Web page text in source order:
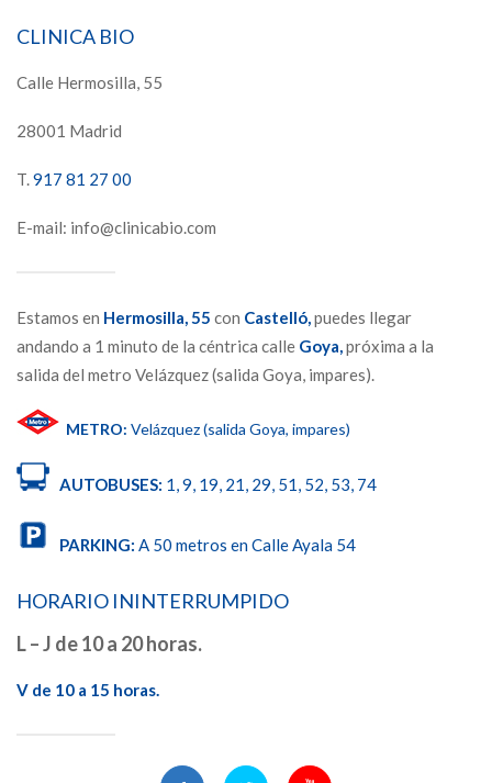
CLINICA BIO
Calle Hermosilla, 55
28001 Madrid
T.917 81 27 00
E-mail: info@clinicabio.com
Estamos en Hermosilla,55 con Castelló,puedes llegar
andando a 1 minuto de la céntrica calle Goya,próxima a la
salida del metro Velázquez (salida Goya, impares).
METRO: Velázquez (salida Goya, impares)
AUTOBUSES: 1, 9, 19, 21, 29, 51, 52, 53, 74
PARKING: A 50 metros en Calle Ayala 54
HORARIO ININTERRUMPIDO
L – J de 10 a 20 horas.
V de 10 a 15 horas.